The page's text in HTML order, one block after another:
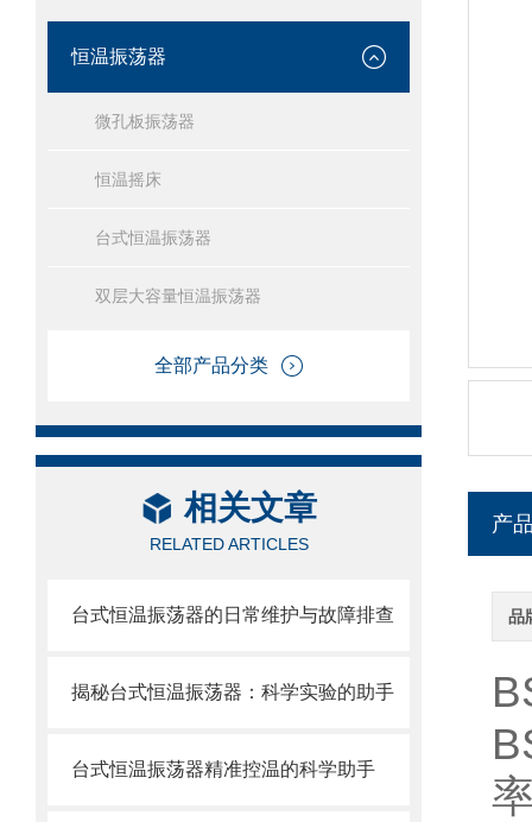
恒温振荡器
微孔板振荡器
恒温摇床
台式恒温振荡器
双层大容量恒温振荡器
全部产品分类
相关文章
RELATED ARTICLES
台式恒温振荡器的日常维护与故障排查
揭秘台式恒温振荡器：科学实验的助手
台式恒温振荡器精准控温的科学助手
产
品